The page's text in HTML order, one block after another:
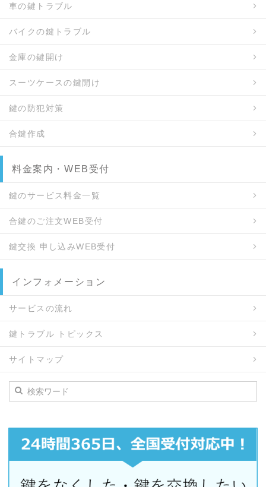
車の鍵トラブル
バイクの鍵トラブル
金庫の鍵開け
スーツケースの鍵開け
鍵の防犯対策
合鍵作成
料金案内・WEB受付
鍵のサービス料金一覧
合鍵のご注文WEB受付
鍵交換 申し込みWEB受付
インフォメーション
サービスの流れ
鍵トラブル トピックス
サイトマップ